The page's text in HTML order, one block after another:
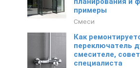
примеры
Смеси
Как
переключатель
смесителе,
специалиста